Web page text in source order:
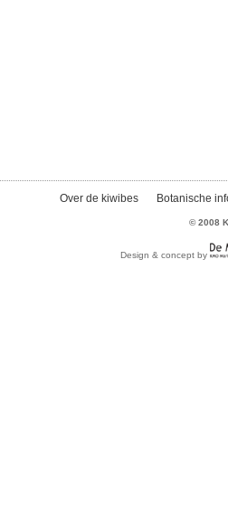
Over de kiwibes Botanische
© 2008
Design & concept by